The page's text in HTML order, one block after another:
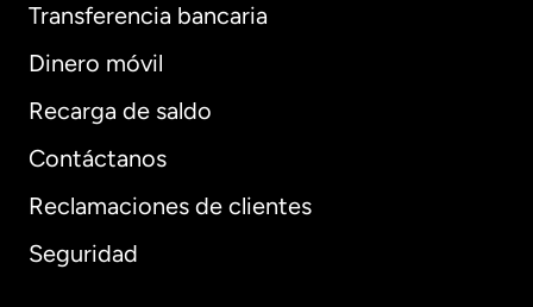
Transferencia bancaria
Dinero móvil
Recarga de saldo
Contáctanos
Reclamaciones de clientes
Seguridad